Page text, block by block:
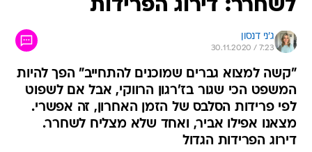
לשחרר: דירוג הפרידות
ג'ני דנסון
30.11.2020 / 7:23
"קשה למצוא גברים שמוכנים להתחייב" הפך להיות
המשפט הכי שגור בז'רגון הרווקי, אבל אם לשפוט
לפי פרידות הסלבס של הזמן האחרון, זה אפשרי.
מצאנו אפילו אביר, ואחד שלא מצליח לשחרר.
דירוג הפרידות הגדול